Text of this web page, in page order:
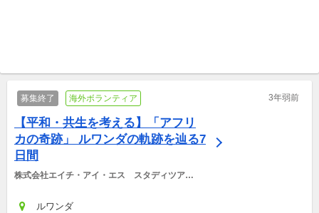
募集終了 海外ボランティア 3年弱前
【平和・共生を考える】「アフリ
カの奇跡」 ルワンダの軌跡を辿る7
日間
株式会社エイチ・アイ・エス　スタディツアー
ルワンダ